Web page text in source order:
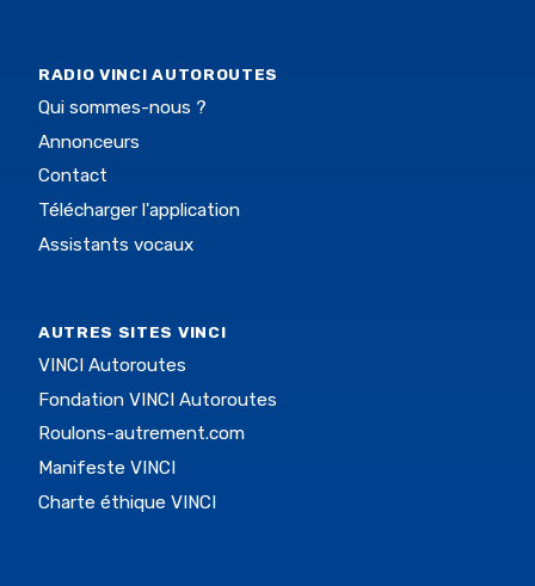
RADIO VINCI AUTOROUTES
Qui sommes-nous ?
Annonceurs
Contact
Télécharger l'application
Assistants vocaux
AUTRES SITES VINCI
VINCI Autoroutes
Fondation VINCI Autoroutes
Roulons-autrement.com
Manifeste VINCI
Charte éthique VINCI